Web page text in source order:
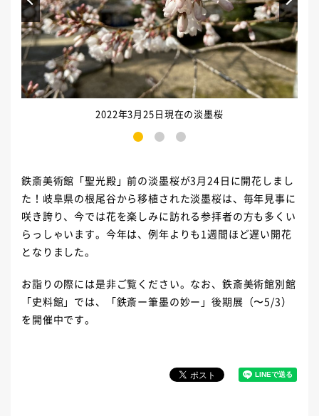
2022年3月25日現在の淡墨桜
3
鉄斎美術館「聖光殿」前の淡墨桜が3月24日に開花しまし
た！岐阜県の根尾谷から移植された淡墨桜は、毎年見事に
咲き誇り、今では花を楽しみに訪れる参拝者の方も多くい
らっしゃいます。今年は、例年よりも1週間ほど遅い開花
となりました。
お詣りの際には是非ご覧ください。なお、鉄斎美術館別館
「史料館」では、「鉄斎ー筆墨の妙ー」後期展（〜5/3）
を開催中です。